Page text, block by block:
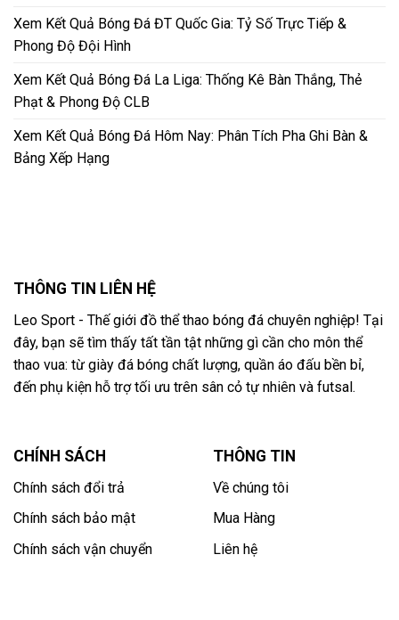
Xem Kết Quả Bóng Đá ĐT Quốc Gia: Tỷ Số Trực Tiếp &
Phong Độ Đội Hình
Xem Kết Quả Bóng Đá La Liga: Thống Kê Bàn Thắng, Thẻ
Phạt & Phong Độ CLB
Xem Kết Quả Bóng Đá Hôm Nay: Phân Tích Pha Ghi Bàn &
Bảng Xếp Hạng
THÔNG TIN LIÊN HỆ
Leo Sport - Thế giới đồ thể thao bóng đá chuyên nghiệp! Tại
đây, bạn sẽ tìm thấy tất tần tật những gì cần cho môn thể
thao vua: từ giày đá bóng chất lượng, quần áo đấu bền bỉ,
đến phụ kiện hỗ trợ tối ưu trên sân cỏ tự nhiên và futsal.
CHÍNH SÁCH
Chính sách đổi trả
Chính sách bảo mật
Chính sách vận chuyển
THÔNG TIN
Về chúng tôi
Mua Hàng
Liên hệ